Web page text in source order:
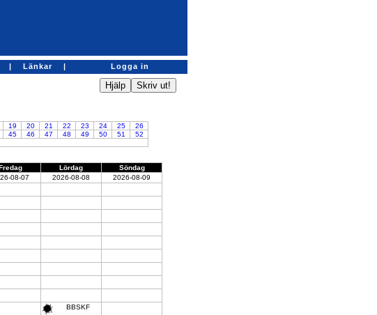
| Länkar | Logga in
19 20 21 22 23 24 25
26
45 46 47 48 49 50 51
52
Lördag
Söndag
08-07 2026-08-08
2026-08-09
BBSKF